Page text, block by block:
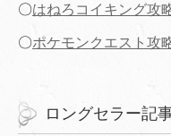
〇はねろコイキング攻
〇ポケモンクエスト攻
ロングセラー記